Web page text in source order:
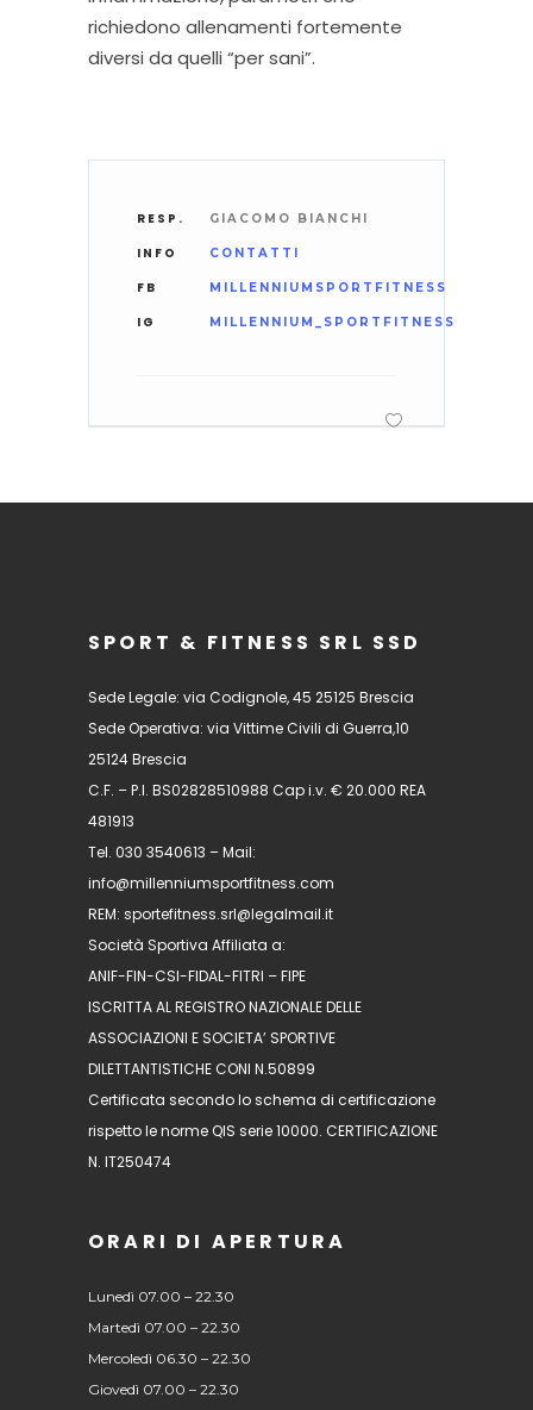
richiedono allenamenti fortemente
diversi da quelli “per sani”.
RESP. GIACOMO BIANCHI
INFO CONTATTI
FB MILLENNIUMSPORTFITNESS
IG MILLENNIUM_SPORTFITNESS
SPORT & FITNESS SRL SSD
Sede Legale: via Codignole, 45 25125 Brescia
Sede Operativa: via Vittime Civili di Guerra,10
25124 Brescia
C.F. – P.I. BS02828510988 Cap i.v. € 20.000 REA
481913
Tel. 030 3540613 – Mail:
info@millenniumsportfitness.com
REM: sportefitness.srl@legalmail.it
Società Sportiva Affiliata a:
ANIF-FIN-CSI-FIDAL-FITRI – FIPE
ISCRITTA AL REGISTRO NAZIONALE DELLE
ASSOCIAZIONI E SOCIETA’ SPORTIVE
DILETTANTISTICHE CONI N.50899
Certificata secondo lo schema di certificazione
rispetto le norme QIS serie 10000. CERTIFICAZIONE
N. IT250474
ORARI DI APERTURA
Lunedì 07.00 – 22.30
Martedì 07.00 – 22.30
Mercoledì 06.30 – 22.30
Giovedì 07.00 – 22.30